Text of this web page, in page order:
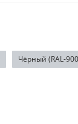
Чёрный (RAL-